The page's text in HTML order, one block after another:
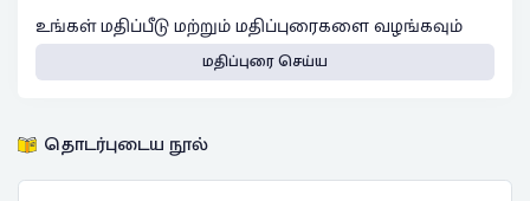
உங்கள் மதிப்பீடு மற்றும் மதிப்புரைகளை வழங்கவும்
மதிப்புரை செய்ய
தொடர்புடைய நூல்